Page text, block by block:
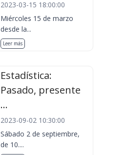
2023-03-15 18:00:00
Miércoles 15 de marzo
desde la...
Leer más
Estadística:
Pasado, presente
...
2023-09-02 10:30:00
Sábado 2 de septiembre,
de 10....